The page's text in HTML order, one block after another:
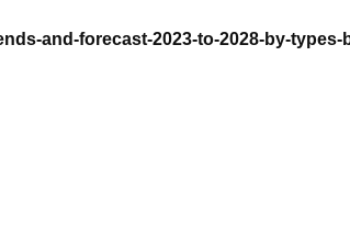
and-forecast-2023-to-2028-by-